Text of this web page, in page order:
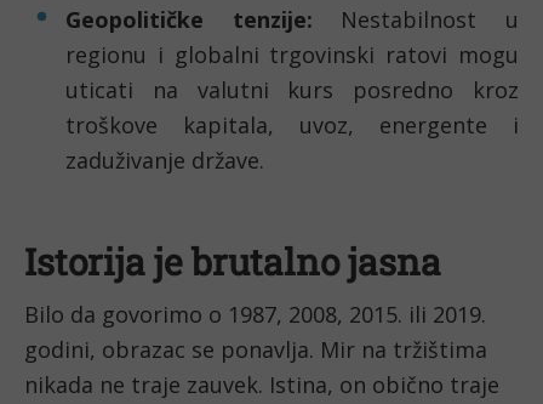
Geopolitičke tenzije: Nestabilnost u
regionu i globalni trgovinski ratovi mogu
uticati na valutni kurs posredno kroz
troškove kapitala, uvoz, energente i
zaduživanje države.
Istorija je brutalno jasna
Bilo da govorimo o 1987, 2008, 2015. ili 2019.
godini, obrazac se ponavlja. Mir na tržištima
nikada ne traje zauvek. Istina, on obično traje